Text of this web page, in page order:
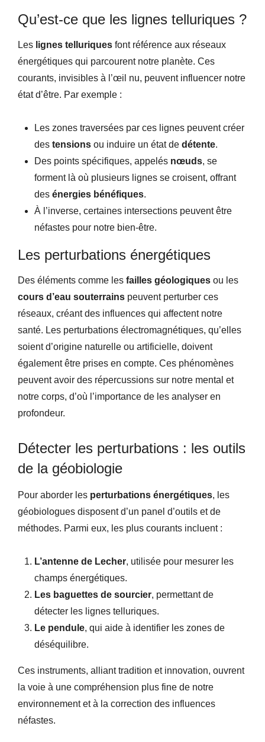
Qu’est-ce que les lignes telluriques ?
Les lignes telluriques font référence aux réseaux
énergétiques qui parcourent notre planète. Ces
courants, invisibles à l’œil nu, peuvent influencer notre
état d’être. Par exemple :
Les zones traversées par ces lignes peuvent créer
des tensions ou induire un état de détente.
Des points spécifiques, appelés nœuds, se
forment là où plusieurs lignes se croisent, offrant
des énergies bénéfiques.
À l’inverse, certaines intersections peuvent être
néfastes pour notre bien-être.
Les perturbations énergétiques
Des éléments comme les failles géologiques ou les
cours d’eau souterrains peuvent perturber ces
réseaux, créant des influences qui affectent notre
santé. Les perturbations électromagnétiques, qu’elles
soient d’origine naturelle ou artificielle, doivent
également être prises en compte. Ces phénomènes
peuvent avoir des répercussions sur notre mental et
notre corps, d’où l’importance de les analyser en
profondeur.
Détecter les perturbations : les outils
de la géobiologie
Pour aborder les perturbations énergétiques, les
géobiologues disposent d’un panel d’outils et de
méthodes. Parmi eux, les plus courants incluent :
L’antenne de Lecher, utilisée pour mesurer les
champs énergétiques.
Les baguettes de sourcier, permettant de
détecter les lignes telluriques.
Le pendule, qui aide à identifier les zones de
déséquilibre.
Ces instruments, alliant tradition et innovation, ouvrent
la voie à une compréhension plus fine de notre
environnement et à la correction des influences
néfastes.